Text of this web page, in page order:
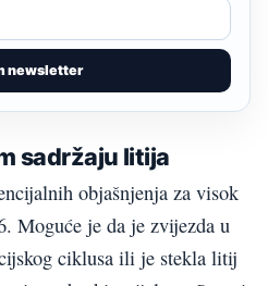
newsletter
sadržaju litija
objašnjenja za visok
Moguće je da je zvijezda u
ciklusa ili je stekla litij